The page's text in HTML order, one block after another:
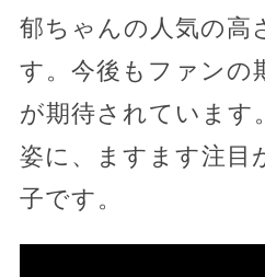
郁ちゃんの人気の高
す。今後もファンの
が期待されています
姿に、ますます注目
子です。